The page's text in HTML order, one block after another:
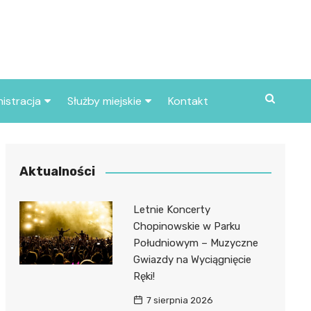
miasta
Służby miejskie
Policja
Kontakt
Aktualności
Letnie Koncerty
Chopinowskie w Parku
Południowym – Muzyczne
Gwiazdy na Wyciągnięcie
Ręki!
7 sierpnia 2026